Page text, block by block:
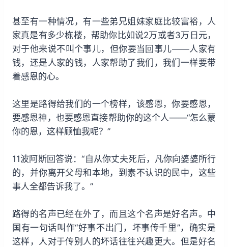
甚至有一种情况，有一些弟兄姐妹家庭比较富裕，人
家真是有多少栋楼，帮助你比如说2万或者3万日元，
对于他来说不叫个事儿，但你要当回事儿——人家有
钱，还是人家的钱，人家帮助了我们，我们一样要带
着感恩的心。
这里是路得给我们的一个榜样，该感恩，你要感恩，
要感恩神，也要感恩直接帮助你的这个人——“怎么蒙
你的恩，这样顾恤我呢？”
11波阿斯回答说：“自从你丈夫死后，凡你向婆婆所行
的，并你离开父母和本地，到素不认识的民中，这些
事人全都告诉我了。”
路得的名声已经在外了，而且这个名声是好名声。中
国有一句话叫作“好事不出门，坏事传千里”，确实是
这样，人对于传别人的坏话往往兴趣更大。但是好名